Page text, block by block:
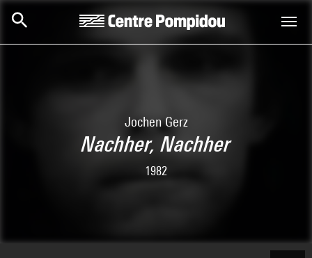
Jochen Gerz
Nachher, Nachher
1982